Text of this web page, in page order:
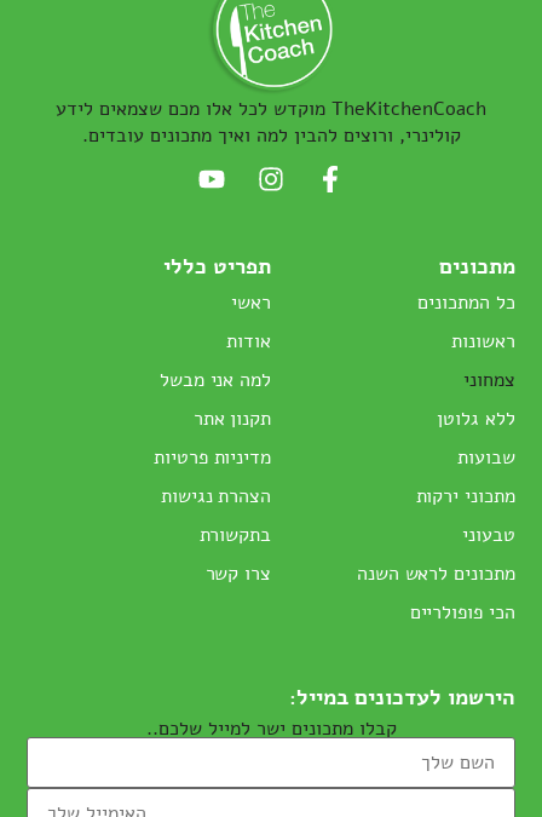
TheKitchenCoach מוקדש לכל אלו מכם שצמאים לידע
קולינרי, ורוצים להבין למה ואיך מתכונים עובדים.
מתכונים
כל המתכונים
ראשונות
צמחוני
ללא גלוטן
שבועות
מתכוני ירקות
טבעוני
מתכונים לראש השנה
הכי פופולריים
תפריט כללי
ראשי
אודות
למה אני מבשל
תקנון אתר
מדיניות פרטיות
הצהרת נגישות
בתקשורת
צרו קשר
הירשמו לעדכונים במייל:
קבלו מתכונים ישר למייל שלכם..